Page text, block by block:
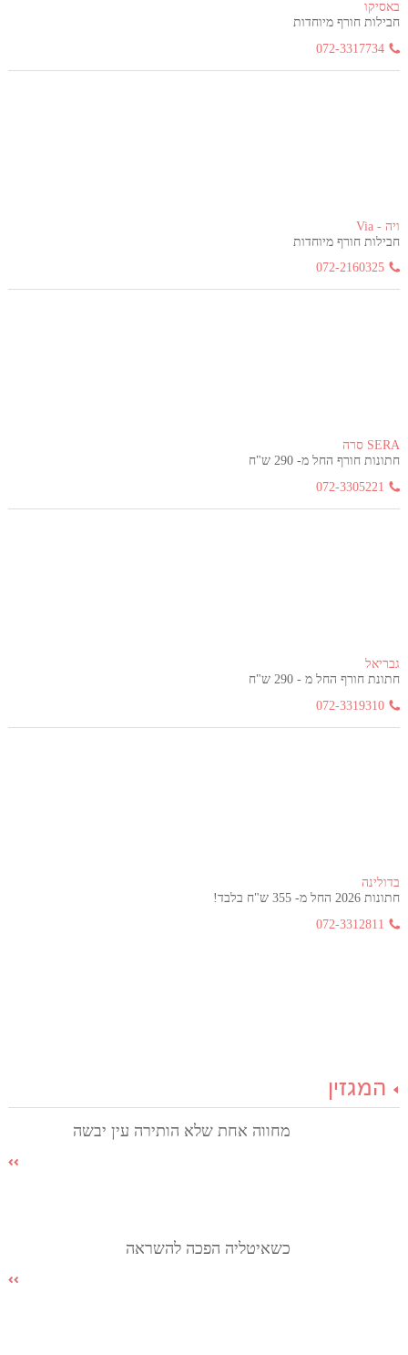
באסיקו
חבילות חורף מיוחדות
072-3317734
ויה - Via
חבילות חורף מיוחדות
072-2160325
SERA סרה
חתונות חורף החל מ- 290 ש"ח
072-3305221
גבריאל
חתונת חורף החל מ - 290 ש"ח
072-3319310
בדולינה
חתונות 2026 החל מ- 355 ש"ח בלבד!
072-3312811
המגזין
מחווה אחת שלא הותירה עין יבשה
כשאיטליה הפכה להשראה